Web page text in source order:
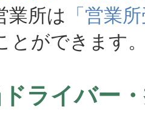
所は 「営業
とができます
ドライバー